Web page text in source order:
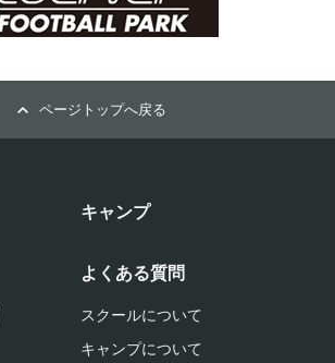
ページトップへ戻る
キャンプ
よくある質問
スクールについて
キャンプについて